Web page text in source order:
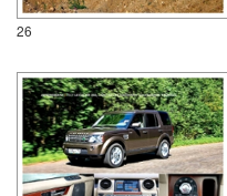
26